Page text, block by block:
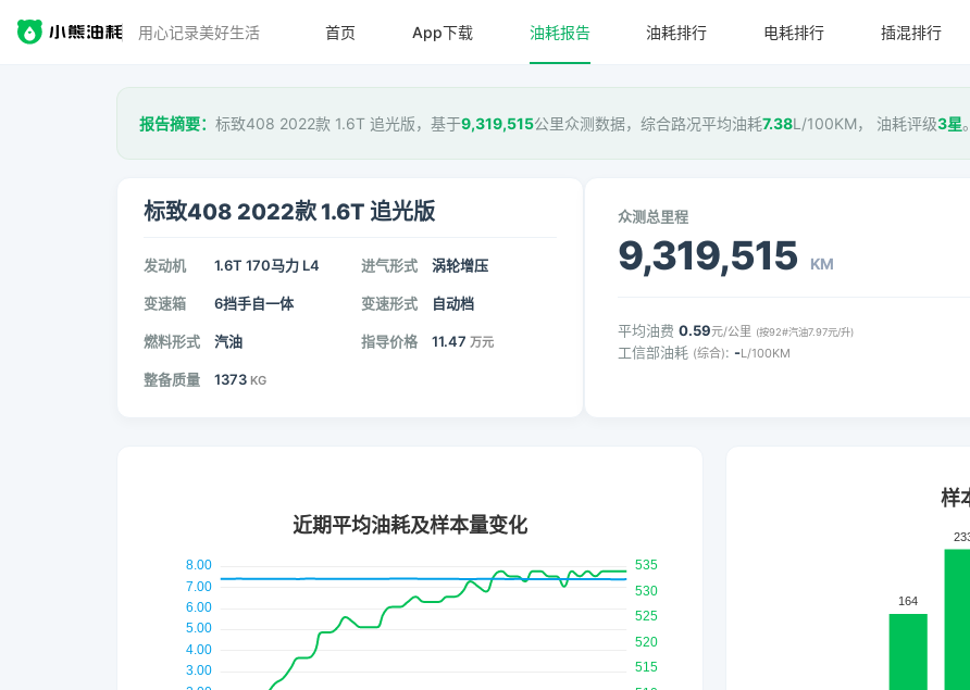
用心记录美好生活 首页 App下载 油耗报告 油耗排行 电耗排行 插混排行
报告摘要： 标致408 2022款 1.6T 追光版，基于9,319,515公里众测数据，综合路况平均油耗7.38L/100KM， 油耗评级3星。
标致408 2022款 1.6T 追光版
发动机 1.6T 170马力 L4 进气形式 涡轮增压
变速箱 6挡手自一体 变速形式 自动档
燃料形式 汽油 指导价格 11.47 万元
整备质量 1373 KG
众测总里程
9,319,515 KM
平均油费 0.59元/公里 (按92#汽油7.97元/升)
工信部油耗 (综合): -L/100KM